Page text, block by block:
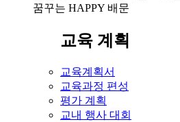
꿈꾸는 HAPPY 배문
교육 계획
교육계획서
교육과정 편성
평가 계획
교내 행사 대회